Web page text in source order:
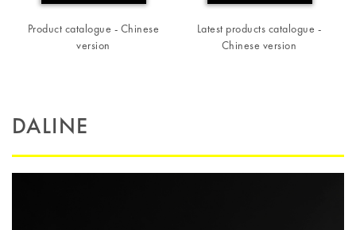
Product catalogue - Chinese
version
Latest products catalogue -
Chinese version
DALINE